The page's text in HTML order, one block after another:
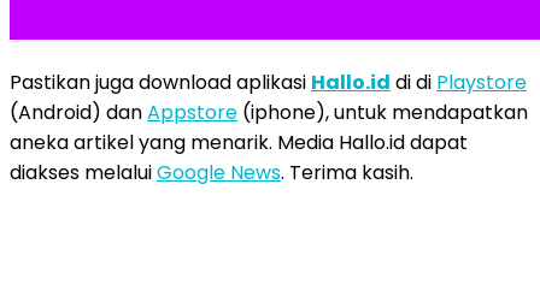
Pastikan juga download aplikasi Hallo.id di di Playstore
(Android) danAppstore (iphone), untuk mendapatkan
aneka artikel yang menarik. Media Hallo.id dapat
diakses melaluiGoogle News. Terima kasih.